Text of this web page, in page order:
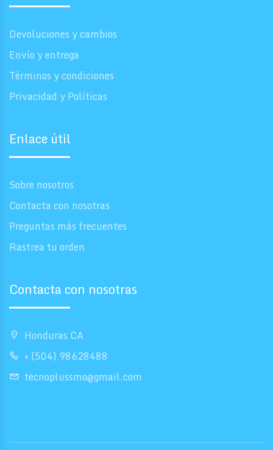
Devoluciones y cambios
Envío y entrega
Términos y condiciones
Privacidad y Políticas
Enlace útil
Sobre nosotros
Contacta con nosotras
Preguntas más frecuentes
Rastrea tu orden
Contacta con nosotras
Honduras CA
+ (504) 98628488
tecnoplussmo@gmail.com